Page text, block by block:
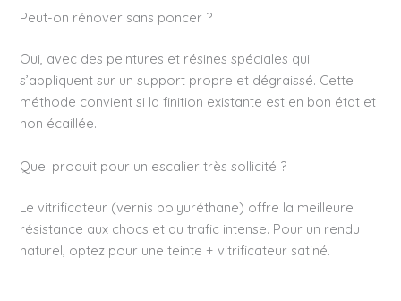
Peut-on rénover sans poncer ?
Oui, avec des peintures et résines spéciales qui
s’appliquent sur un support propre et dégraissé. Cette
méthode convient si la finition existante est en bon état et
non écaillée.
Quel produit pour un escalier très sollicité ?
Le vitrificateur (vernis polyuréthane) offre la meilleure
résistance aux chocs et au trafic intense. Pour un rendu
naturel, optez pour une teinte + vitrificateur satiné.